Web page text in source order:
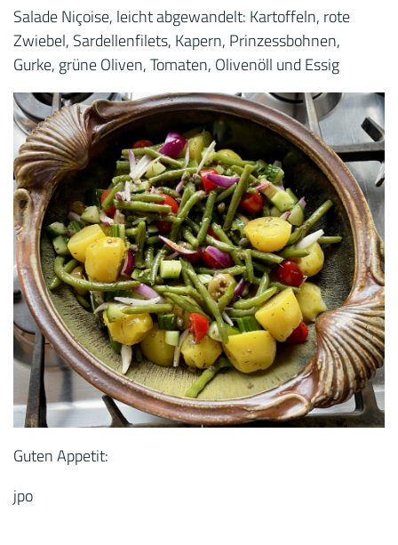
Salade Niçoise, leicht abgewandelt: Kartoffeln, rote
Zwiebel, Sardellenfilets, Kapern, Prinzessbohnen,
Gurke, grüne Oliven, Tomaten, Olivenöll und Essig
Guten Appetit:
jpo